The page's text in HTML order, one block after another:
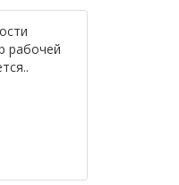
рабочей